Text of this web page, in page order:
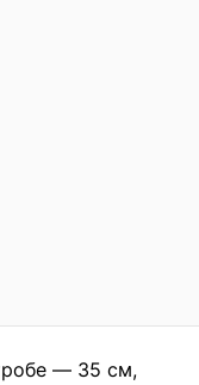
— 35 см,